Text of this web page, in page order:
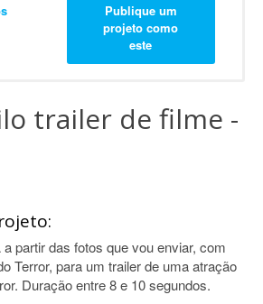
Publique um
projeto como
este
trailer de filme -
partir das fotos que vou enviar, com
Terror, para um trailer de uma atração
Duração entre 8 e 10 segundos.